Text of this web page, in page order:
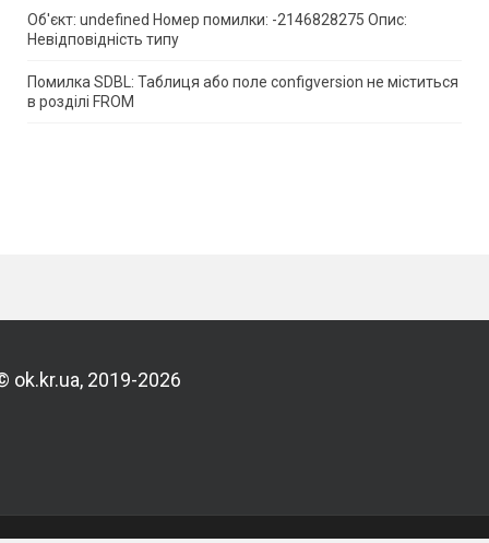
Об'єкт: undefined Номер помилки: -2146828275 Опис:
Невідповідність типу
Помилка SDBL: Таблиця або поле configversion не міститься
в розділі FROM
ok.kr.ua, 2019-2026